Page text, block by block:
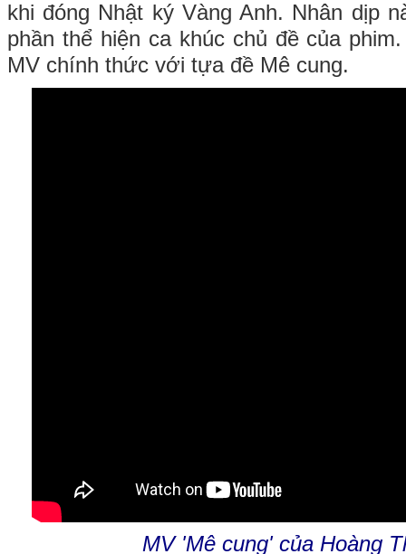
khi đóng Nhật ký Vàng Anh. Nhân dịp
phần thể hiện ca khúc chủ đề của
MV chính thức với tựa đề Mê cung.
MV 'Mê cung' của Hoàng